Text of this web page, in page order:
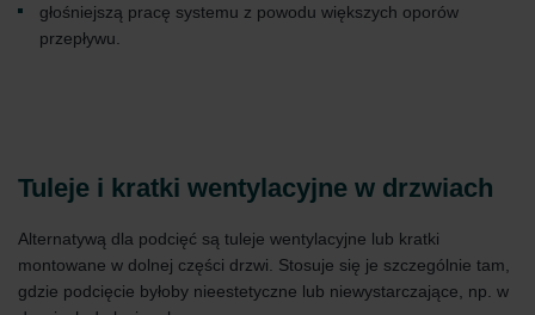
głośniejszą pracę systemu z powodu większych oporów
przepływu.
Tuleje i kratki wentylacyjne w drzwiach
Alternatywą dla podcięć są tuleje wentylacyjne lub kratki
montowane w dolnej części drzwi. Stosuje się je szczególnie tam,
gdzie podcięcie byłoby nieestetyczne lub niewystarczające, np. w